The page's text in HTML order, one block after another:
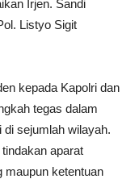
Irjen. Sandi
Listyo Sigit
kepada Kapolri dan
tegas dalam
sejumlah wilayah.
aparat
maupun ketentuan